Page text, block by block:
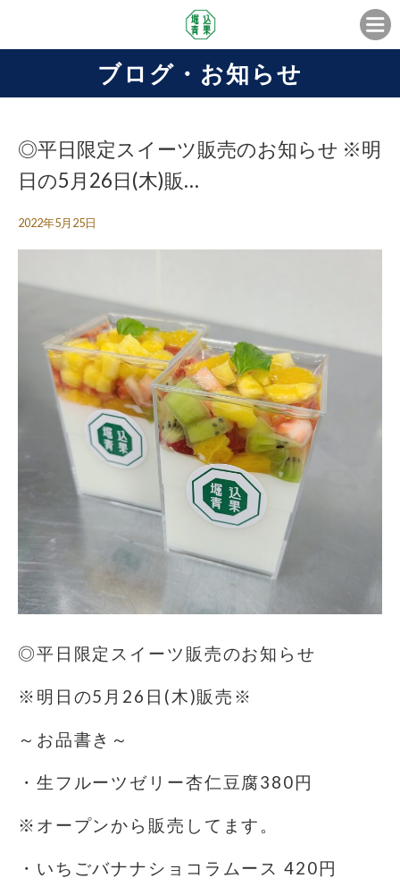
ブログ・お知らせ
◎平日限定スイーツ販売のお知らせ ※明
日の5月26日(木)販…
2022年5月25日
◎平日限定スイーツ販売のお知らせ
※明日の5月26日(木)販売※
～お品書き～
・生フルーツゼリー杏仁豆腐380円
※オープンから販売してます。
・いちごバナナショコラムース 420円